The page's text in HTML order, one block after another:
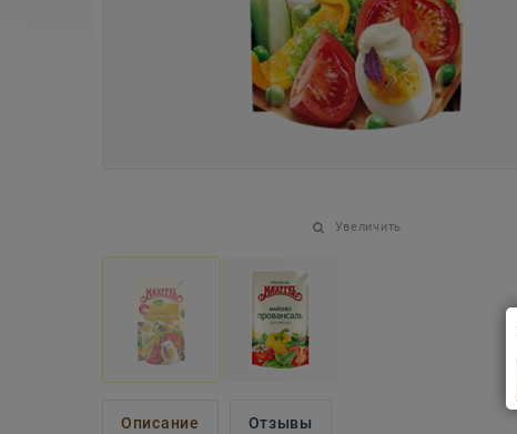
Увеличить
Описание Отзывы